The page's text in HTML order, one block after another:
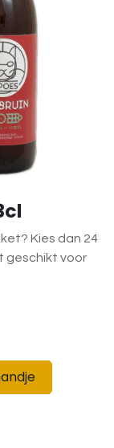
Kies dan 24
geschikt voor